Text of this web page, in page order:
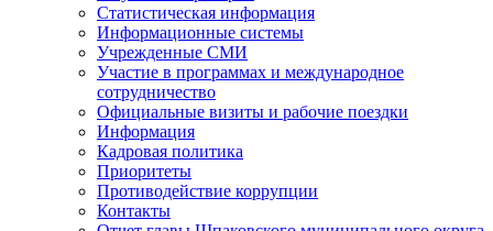
Статистическая информация
Информационные системы
Учрежденные СМИ
Участие в программах и международное
сотрудничество
Официальные визиты и рабочие поездки
Информация
Кадровая политика
Приоритеты
Противодействие коррупции
Контакты